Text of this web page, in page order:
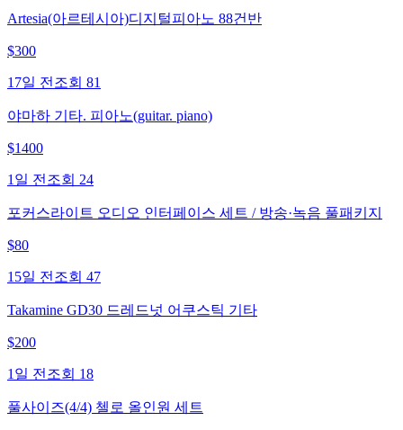
Artesia(아르테시아)디지털피아노 88건반
$300
17일 전 조회 81
야마하 기타. 피아노(guitar. piano)
$1400
1일 전 조회 24
포커스라이트 오디오 인터페이스 세트 / 방송·녹음 풀패키지
$80
15일 전 조회 47
Takamine GD30 드레드넛 어쿠스틱 기타
$200
1일 전 조회 18
풀사이즈(4/4) 첼로 올인원 세트